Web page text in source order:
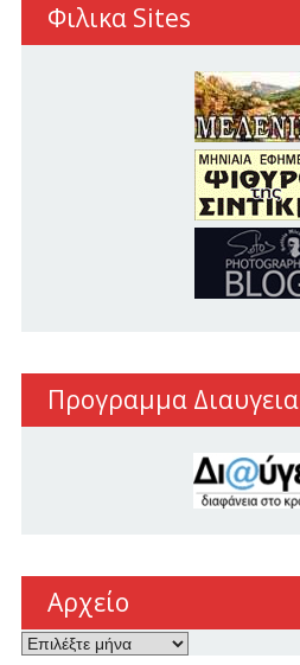
Φιλικα Sites
Προγραμμα Διαυγεια
Αρχείο
Αρχείο